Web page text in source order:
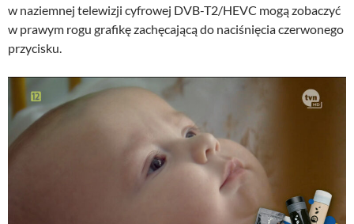
w naziemnej telewizji cyfrowej DVB-T2/HEVC mogą zobaczyć
w prawym rogu grafikę zachęcającą do naciśnięcia czerwonego
przycisku.